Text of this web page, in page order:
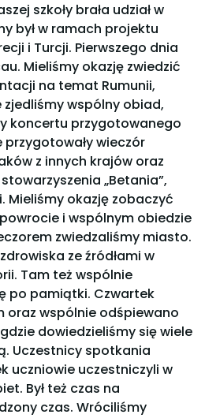
szkoły brała udział w
był w ramach projektu
i Turcji. Pierwszego dnia
Mieliśmy okazję zwiedzić
na temat Rumunii,
wspólny obiad,
koncertu przygotowanego
przygotowały wieczór
z innych krajów oraz
„Betania”,
Mieliśmy okazję zobaczyć
i wspólnym obiedzie
zwiedzaliśmy miasto.
ze źródłami w
Tam też wspólnie
po pamiątki. Czwartek
oraz wspólnie odśpiewano
dowiedzieliśmy się wiele
Uczestnicy spotkania
uczniowie uczestniczyli w
Był też czas na
czas. Wróciliśmy